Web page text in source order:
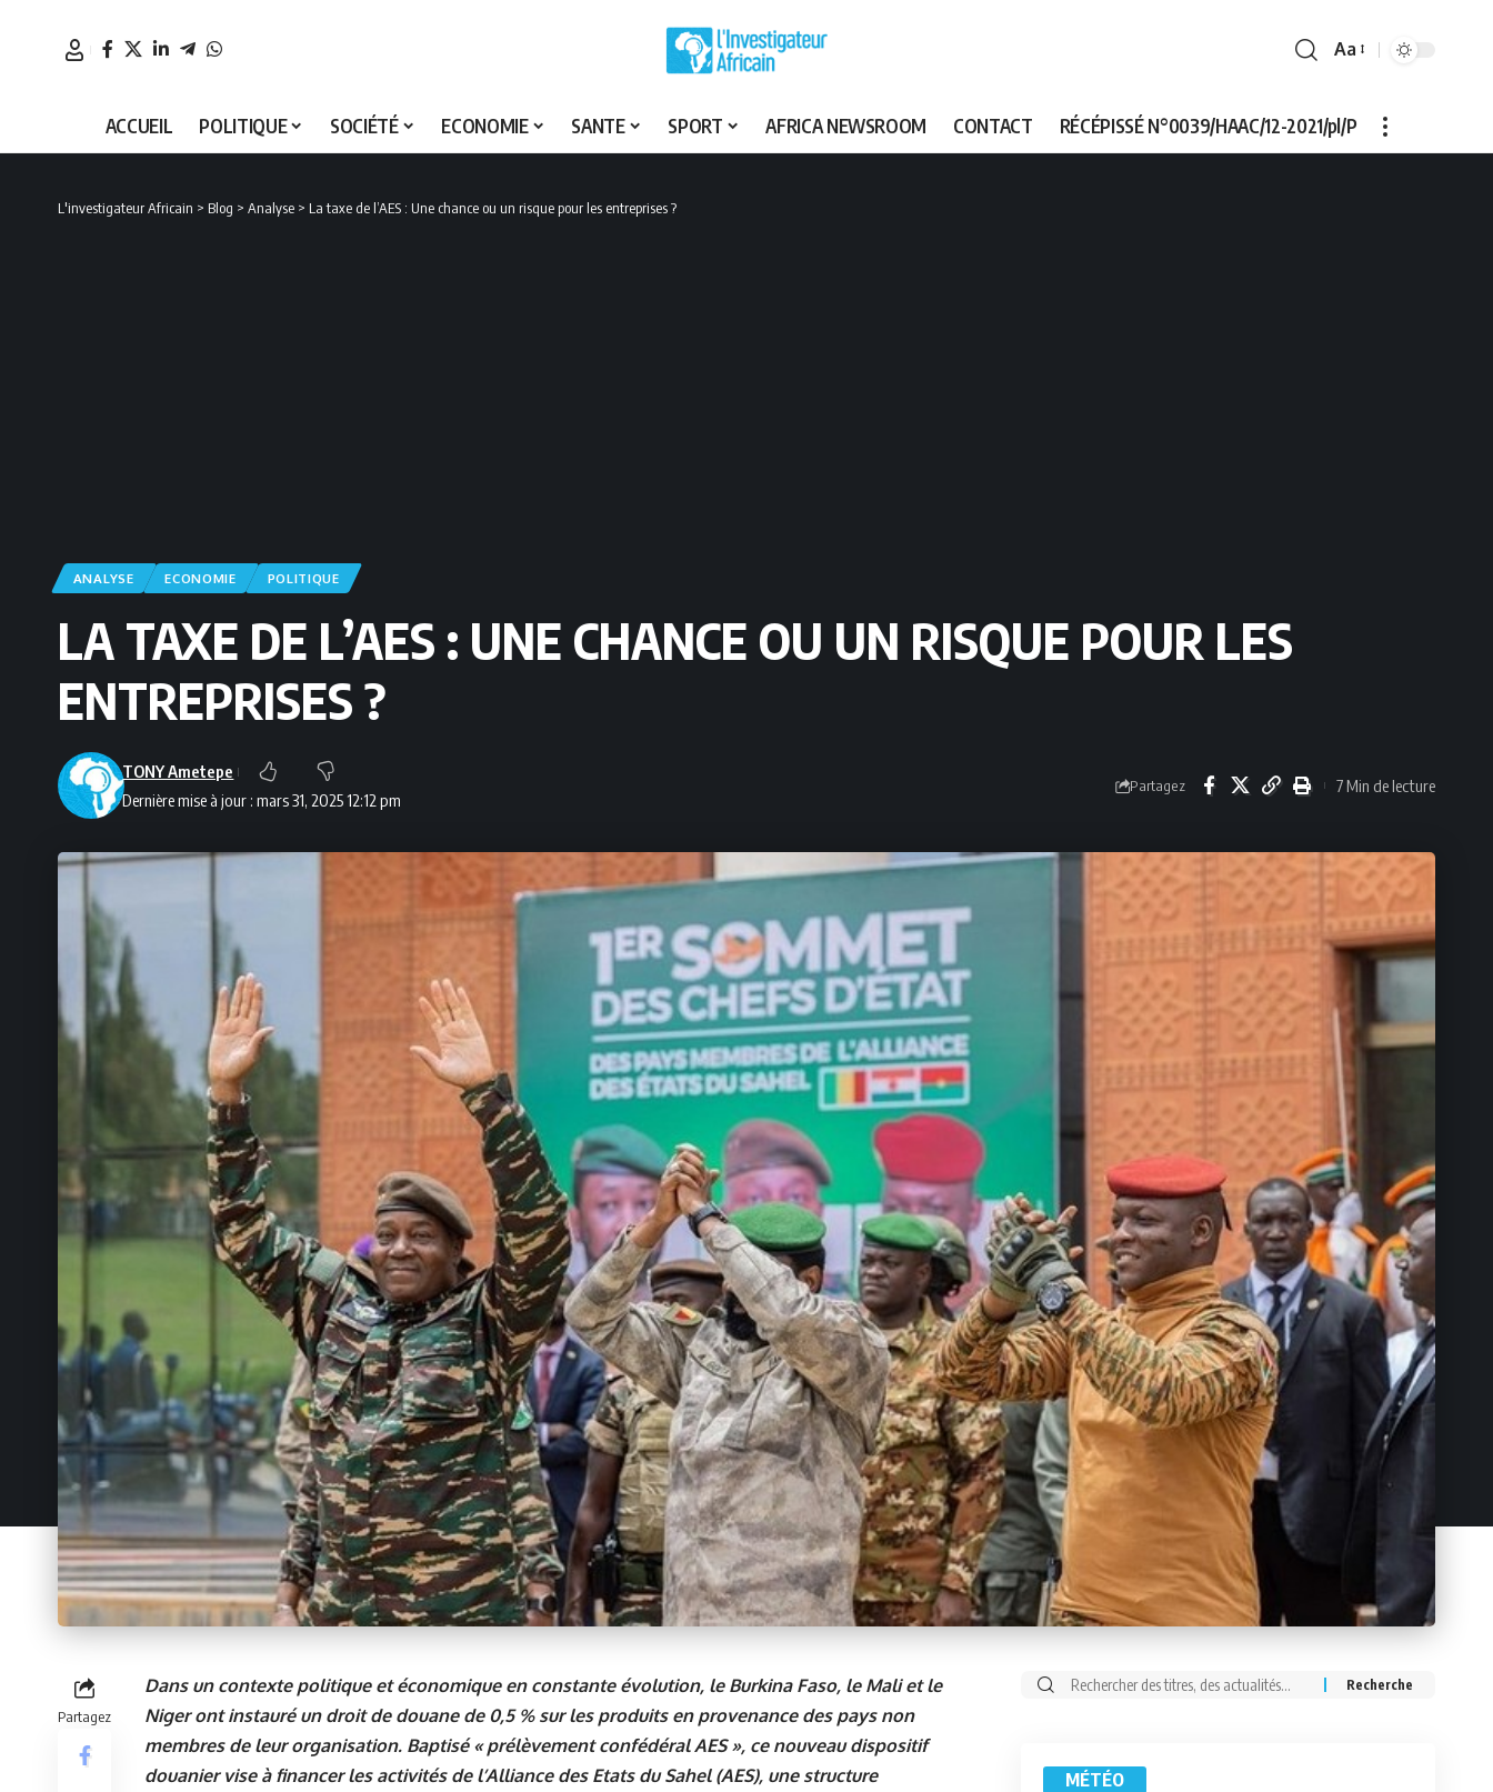
Font
Aa
ACCUEIL POLITIQUE SOCIÉTÉ ECONOMIE SANTE SPORT AFRICA NEWSROOM CONTACT RÉCÉPISSÉ N°0039/HAAC/12-2021/pl/P
L'investigateur Africain > Blog > Analyse > La taxe de l’AES : Une chance ou un risque pour les entreprises ?
ANALYSE ECONOMIE POLITIQUE
LA TAXE DE L’AES : UNE CHANCE OU UN RISQUE POUR LES
ENTREPRISES ?
Dernière mise à jour : mars 31, 2025 12:12 pm
TONY Ametepe
Partagez 7 Min de lecture
Partagez
Dans un contexte politique et économique en constante évolution, le Burkina Faso, le Mali et le
Niger ont instauré un droit de douane de 0,5 % sur les produits en provenance des pays non
membres de leur organisation. Baptisé « prélèvement confédéral AES », ce nouveau dispositif
douanier vise à financer les activités de l’Alliance des Etats du Sahel (AES), une structure
Rechercher:
MÉTÉO